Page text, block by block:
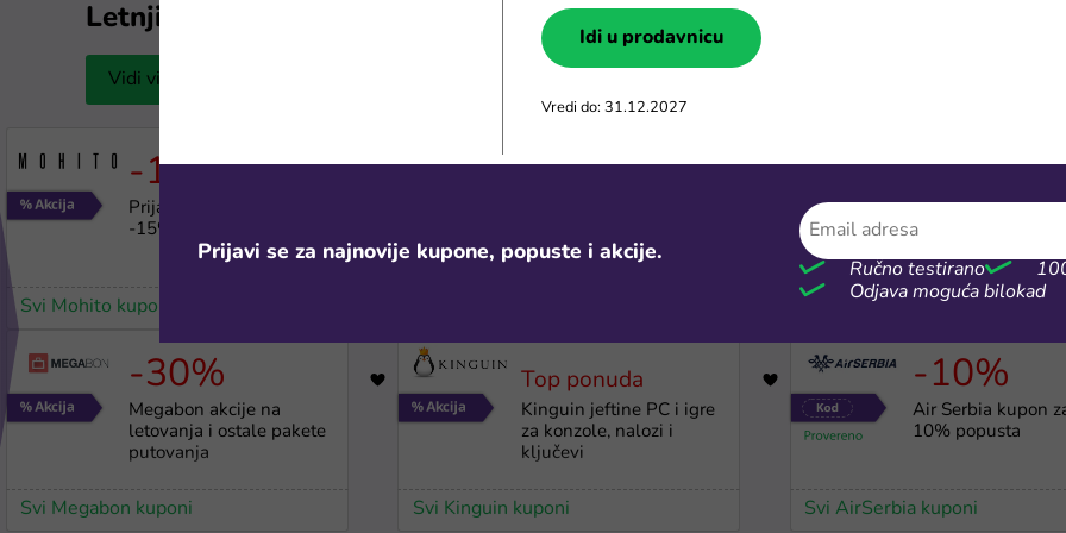
Letnji popusti
Vidi više
-15%
Prijavi se na bilten za
-15% na prvu kupovinu
Svi Mohito kuponi
-30%
Megabon akcije na
letovanja i ostale pakete
putovanja
Svi Megabon kuponi
-20%
Top ponuda 3544
Kinguin jeftine PC i igre
za konzole, nalozi i
ključevi
Svi Kinguin kuponi
200 KM
Svi Temu kuponi
-10%
Air Serbia kupon
10% popusta
Svi AirSerbia kuponi
Idi u prodavnicu
Vredi do: 31.12.2027
Prijavi se za najnovije kupone, popuste i akcije.
Ručno testirano
Odjava moguća bilokad